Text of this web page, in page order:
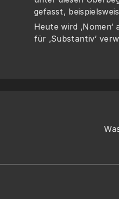
gefasst,
Heute wird
für ‚Substantiv‘